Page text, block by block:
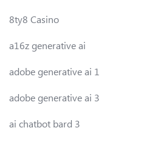
8ty8 Casino
a16z generative ai
adobe generative ai 1
adobe generative ai 3
ai chatbot bard 3